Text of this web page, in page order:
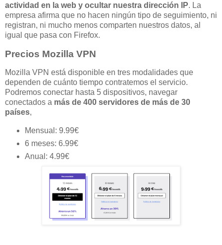
actividad en la web y ocultar nuestra dirección IP. La
empresa afirma que no hacen ningún tipo de seguimiento, ni
registran, ni mucho menos comparten nuestros datos, al
igual que pasa con Firefox.
Precios Mozilla VPN
Mozilla VPN está disponible en tres modalidades que
dependen de cuánto tiempo contratemos el servicio.
Podremos conectar hasta 5 dispositivos, navegar
conectados a más de 400 servidores de más de 30
países,
Mensual: 9.99€
6 meses: 6.99€
Anual: 4.99€